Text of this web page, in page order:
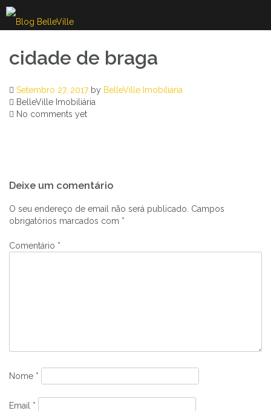
Skip
to
content
cidade de braga
Setembro 27, 2017by BelleVille Imobiliária
BelleVille Imobiliária
No comments yet
de
artigos
Deixe um comentário
O seu endereço de email não será publicado. Campos
obrigatórios marcados com *
Comentário *
Nome *
Email *